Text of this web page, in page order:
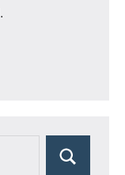
Pesquisar